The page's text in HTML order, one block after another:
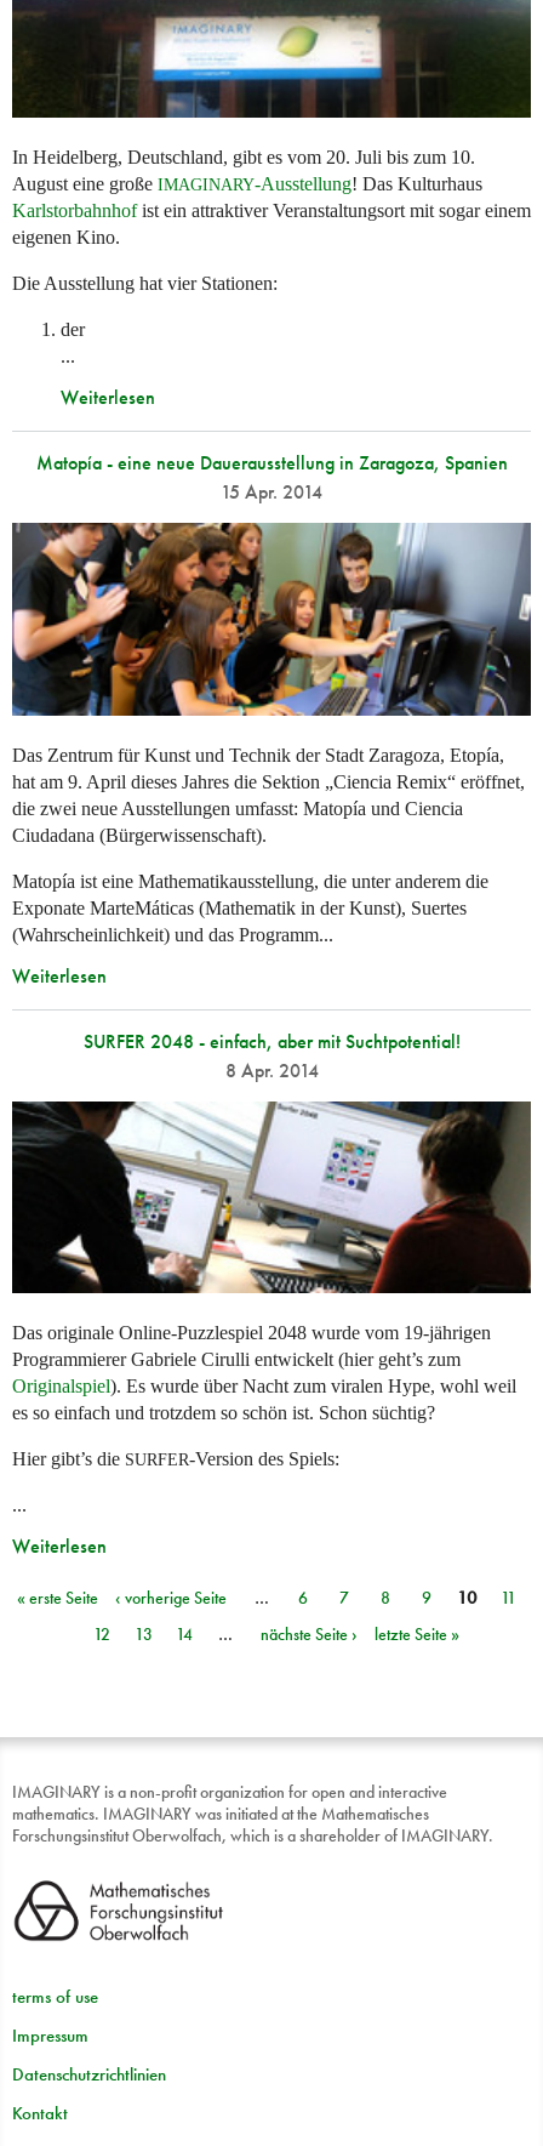
In Heidelberg, Deutschland, gibt es vom 20. Juli bis zum 10.
August eine große IMAGINARY-Ausstellung! Das Kulturhaus
Karlstorbahnhofist ein attraktiver Veranstaltungsort mit sogar einem
eigenen Kino.
Die Ausstellung hat vier Stationen:
der
...
Weiterlesen
Matopía - eine neue Dauerausstellung in Zaragoza, Spanien
15 Apr. 2014
Das Zentrum für Kunst und Technik der Stadt Zaragoza, Etopía,
hat am 9. April dieses Jahres die Sektion „Ciencia Remix“ eröffnet,
die zwei neue Ausstellungen umfasst: Matopía und Ciencia
Ciudadana (Bürgerwissenschaft).
Matopía ist eine Mathematikausstellung, die unter anderem die
Exponate MarteMáticas (Mathematik in der Kunst), Suertes
(Wahrscheinlichkeit) und das Programm...
Weiterlesen
SURFER 2048 - einfach, aber mit Suchtpotential!
8 Apr. 2014
Das originale Online-Puzzlespiel 2048 wurde vom 19-jährigen
Programmierer Gabriele Cirulli entwickelt (hier geht’s zum
Originalspiel). Es wurde über Nacht zum viralen Hype, wohl weil
es so einfach und trotzdem so schön ist. Schon süchtig?
Hier gibt’s die SURFER-Version des Spiels:
...
Weiterlesen
Seiten
« erste Seite ‹ vorherige Seite … 6 7 8 9 10
11
12
13 14 … nächste Seite › letzte Seite »
IMAGINARY is a non-profit organization for open and interactive
mathematics. IMAGINARY was initiated at the Mathematisches
Forschungsinstitut Oberwolfach, which is a shareholder of IMAGINARY.
terms of use
Impressum
Datenschutzrichtlinien
Kontakt